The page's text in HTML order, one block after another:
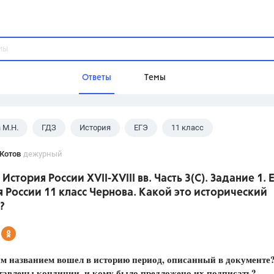
Ответы Темы
Домашнее задание
Школа
Разумовская М.М., Габриелян
М.Н. ГДЗ История ЕГЭ 11 класс
дежурный
История России XVII-XVIII вв. Часть 3(C). Задание 1.
России 11 класс Чернова. Какой это исторический
названием вошел в историю период, описанный в